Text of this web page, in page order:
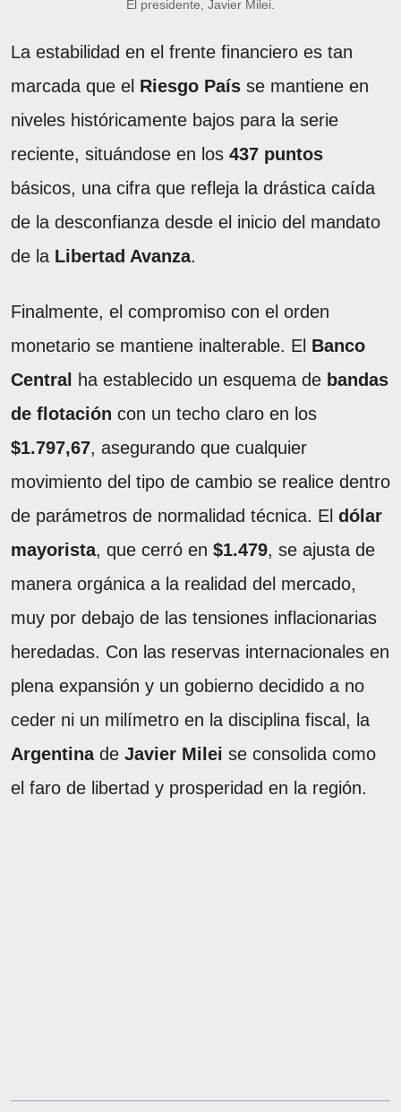
El presidente, Javier Milei.
La estabilidad en el frente financiero es tan
marcada que el Riesgo País se mantiene en
niveles históricamente bajos para la serie
reciente, situándose en los 437 puntos
básicos, una cifra que refleja la drástica caída
de la desconfianza desde el inicio del mandato
de la Libertad Avanza.
Finalmente, el compromiso con el orden
monetario se mantiene inalterable. El Banco
Central
ha establecido un esquema de bandas
de flotación con un techo claro en los
$1.797,67, asegurando que cualquier
movimiento del tipo de cambio se realice dentro
de parámetros de normalidad técnica. El dólar
mayorista, que cerró en $1.479, se ajusta de
manera orgánica a la realidad del mercado,
muy por debajo de las tensiones inflacionarias
heredadas. Con las reservas internacionales en
plena expansión y un gobierno decidido a no
ceder ni un milímetro en la disciplina fiscal, la
Argentinade Javier Milei se consolida como
el faro de libertad y prosperidad en la región.